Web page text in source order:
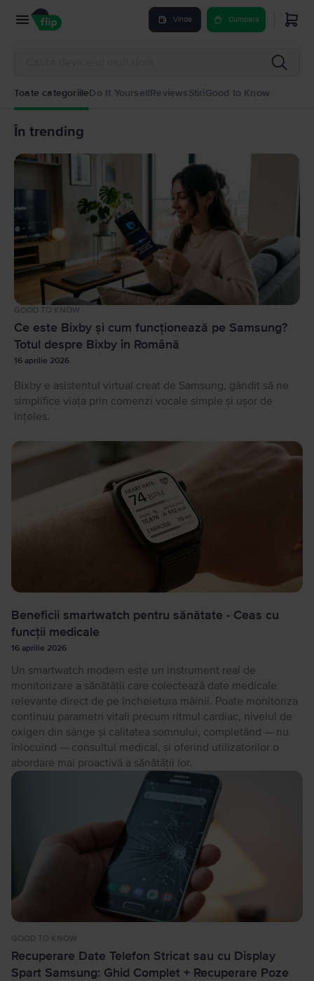
Vinde Cumpara
Toate categoriileDo It YourselfReviewsȘtiriGood to Know
În trending
GOOD TO KNOW
Ce este Bixby și cum funcționează pe Samsung?
Totul despre Bixby în Română
16 aprilie 2026
Bixby e asistentul virtual creat de Samsung, gândit să ne
simplifice viața prin comenzi vocale simple și ușor de
înțeles.
Beneficii smartwatch pentru sănătate - Ceas cu
funcții medicale
16 aprilie 2026
Un smartwatch modern este un instrument real de
monitorizare a sănătății care colectează date medicale
relevante direct de pe încheietura mâinii. Poate monitoriza
continuu parametri vitali precum ritmul cardiac, nivelul de
oxigen din sânge și calitatea somnului, completând — nu
înlocuind — consultul medical, și oferind utilizatorilor o
abordare mai proactivă a sănătății lor.
GOOD TO KNOW
Recuperare Date Telefon Stricat sau cu Display
Spart Samsung: Ghid Complet + Recuperare Poze